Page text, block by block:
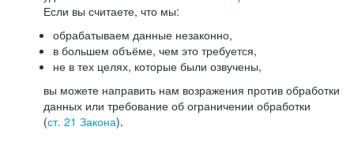
Если вы считаете, что мы:
обрабатываем данные незаконно,
в большем объёме, чем это требуется,
не в тех целях, которые были озвучены,
вы можете направить нам возражения против обработки
данных или требование об ограничении обработки
(ст. 21 Закона).